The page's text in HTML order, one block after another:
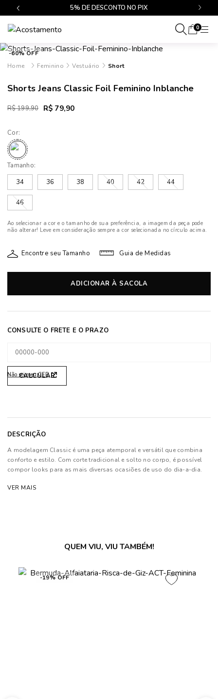
5% DE DESCONTO NO PIX
0
-60% OFF
Feminino
Vestuário Short
Shorts Jeans Classic Foil Feminino Inblanche
R$ 199,90 R$ 79,90
Cor:
Tamanho:
34
36 38 40 42 44
46
Ao selecionar a cor e o tamanho de sua preferência, a imagem da peça pode
não alterar! Leve em consideração sempre a cor selecionada no círculo acima.
Encontre seu Tamanho Guia de Medidas
ADICIONAR À SACOLA
Não sei meu CEP
DESCRIÇÃO
A modelagem Classic é uma peça atemporal e versátil que combina
conforto e estilo. Com corte tradicional e solto no corpo, é possível
compor looks para as mais diversas ocasiões de uso do dia-a-dia.
As cores dos produtos nas imagens reproduzidas com modelos
flash.
VER MAIS
QUEM VIU, VIU TAMBÉM!
-19% OFF